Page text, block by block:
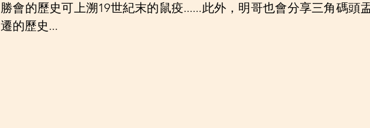
勝會的歷史可上溯19世紀末的鼠疫......此外，明哥也會分享三角碼頭
遷的歷史...